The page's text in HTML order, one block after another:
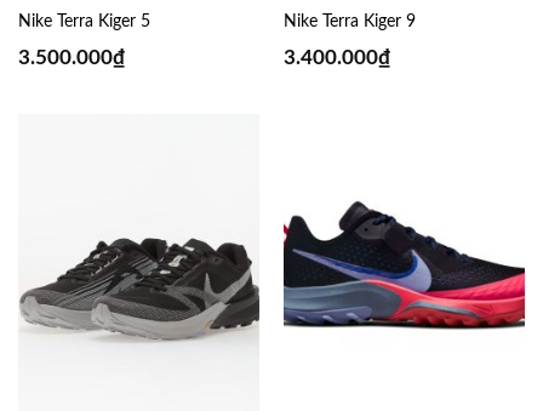
Nike Terra Kiger 5
3.500.000₫
Nike Terra Kiger 9
3.400.000₫